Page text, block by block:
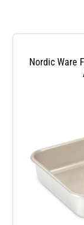
Nordic Ware